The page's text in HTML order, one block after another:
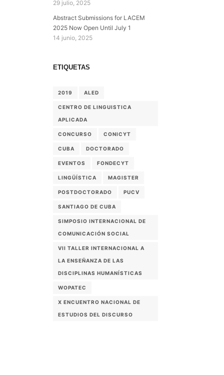
29 julio, 2025
Abstract Submissions for LACEM
2025 Now Open Until July 1
14 junio, 2025
ETIQUETAS
2019 ALED
CENTRO DE LINGUISTICA
APLICADA
CONCURSO CONICYT
CUBA DOCTORADO
EVENTOS FONDECYT
LINGÜÍSTICA MAGISTER
POSTDOCTORADO PUCV
SANTIAGO DE CUBA
SIMPOSIO INTERNACIONAL DE
COMUNICACIÓN SOCIAL
VII TALLER INTERNACIONAL A
LA ENSEÑANZA DE LAS
DISCIPLINAS HUMANÍSTICAS
WOPATEC
X ENCUENTRO NACIONAL DE
ESTUDIOS DEL DISCURSO